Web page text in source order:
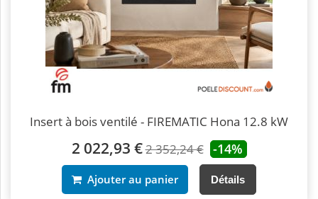
Insert à bois ventilé - FIREMATIC Hona 12.8 kW
2 022,93 €2 352,24 € -14%
Ajouter au panier Détails